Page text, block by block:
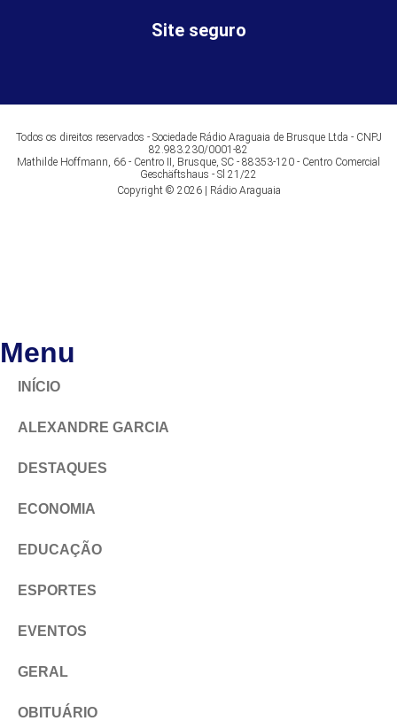
Site seguro
Todos os direitos reservados - Sociedade Rádio Araguaia de Brusque Ltda - CNPJ
82.983.230/0001-82
Mathilde Hoffmann, 66 - Centro II, Brusque, SC - 88353-120 - Centro Comercial
Geschäftshaus - Sl 21/22
Copyright © 2026 | Rádio Araguaia
Menu
INÍCIO
ALEXANDRE GARCIA
DESTAQUES
ECONOMIA
EDUCAÇÃO
ESPORTES
EVENTOS
GERAL
OBITUÁRIO